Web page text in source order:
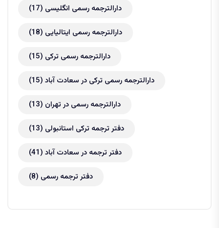
دارالترجمه رسمی انگلیسی (17)
دارالترجمه رسمی ایتالیایی (18)
دارالترجمه رسمی ترکی (15)
دارالترجمه رسمی ترکی در سعادت آباد (15)
دارالترجمه رسمی در تهران (13)
دفتر ترجمه ترکی استانبولی (13)
دفتر ترجمه در سعادت آباد (41)
دفتر ترجمه رسمی (8)